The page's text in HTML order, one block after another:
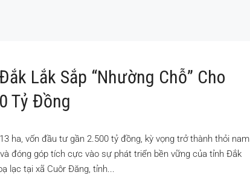
Lắk Sắp “nhường Chỗ” Cho
Tỷ Đồng
ha, vốn đầu tư gần 2.500 tỷ đồng, kỳ vọng trở thành thỏi nam
đóng góp tích cực vào sự phát triển bền vững của tỉnh Đắk
lạc tại xã Cuôr Đăng, tỉnh...